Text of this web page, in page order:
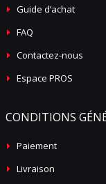
Guide d’achat
FAQ
Contactez-nous
Espace PROS
CONDITIONS
Paiement
Livraison